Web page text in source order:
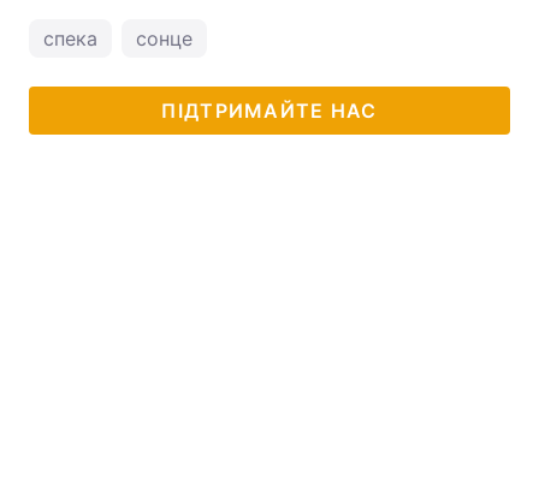
спека сонце
ПІДТРИМАЙТЕ НАС